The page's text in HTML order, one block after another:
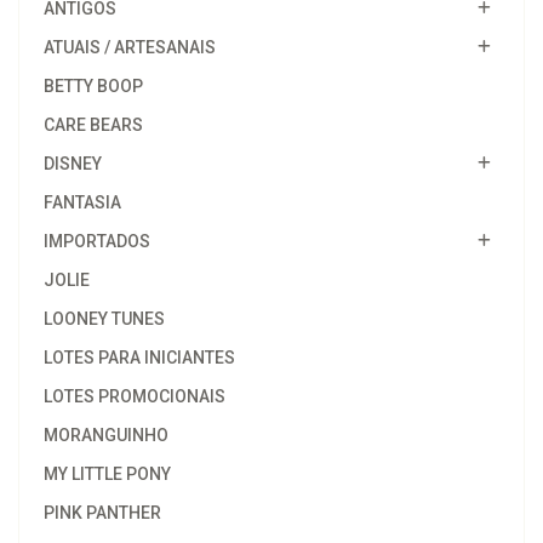
ANTIGOS
ATUAIS / ARTESANAIS
BETTY BOOP
CARE BEARS
DISNEY
FANTASIA
IMPORTADOS
JOLIE
LOONEY TUNES
LOTES PARA INICIANTES
LOTES PROMOCIONAIS
MORANGUINHO
MY LITTLE PONY
PINK PANTHER